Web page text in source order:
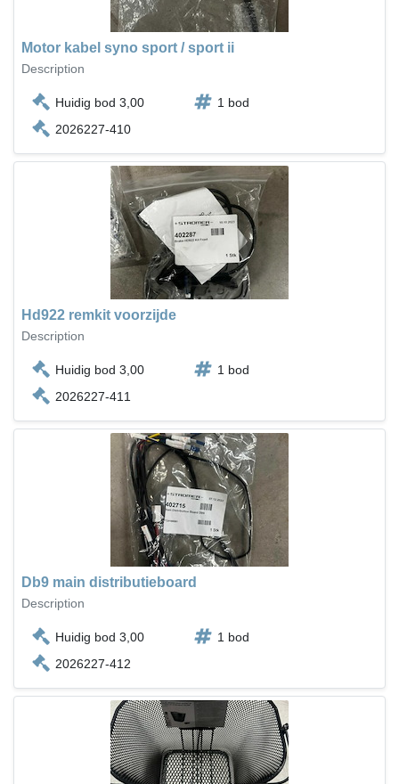
Motor kabel syno sport / sport ii
Description
Huidig bod 3,00
1 bod
2026227-410
Hd922 remkit voorzijde
Description
Huidig bod 3,00
1 bod
2026227-411
Db9 main distributieboard
Description
Huidig bod 3,00
1 bod
2026227-412